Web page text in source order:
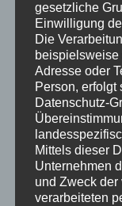
„Beim
vergangen Sonntag
Städtischen
Mischung aus
Popmusik.
Hunstig – alle
weiterlesen
admin März 8,
gesetzliche
Einwilligung
Die
beispielsweise
Adresse oder
Person, erfolgt
Datenschutz-
Mittels dieser
Unternehmen
und Zweck der
verarbeiteten